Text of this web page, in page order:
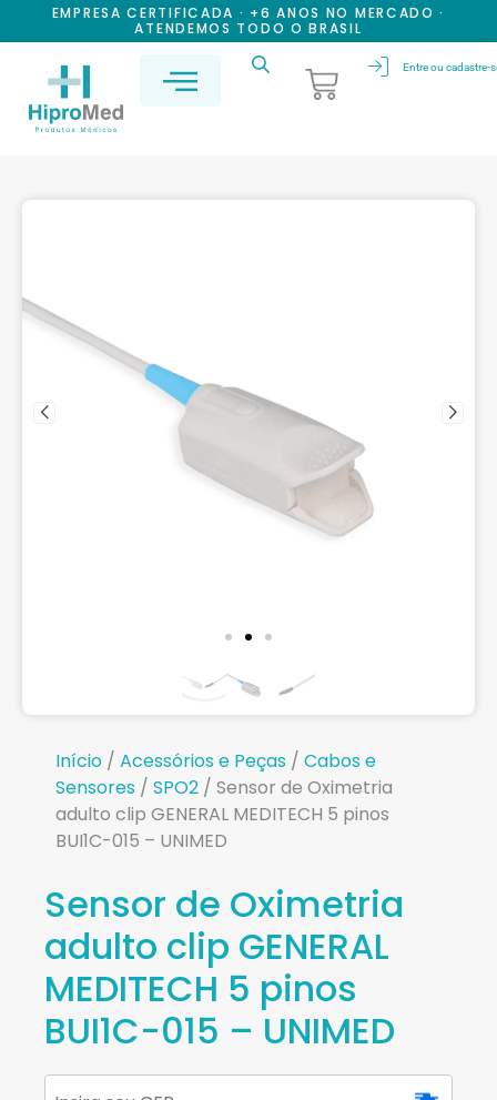
EMPRESA CERTIFICADA · +6 ANOS NO MERCADO ·
ATENDEMOS TODO O BRASIL
Entre ou cadastre-
Início / Acessórios e Peças / Cabos e
Sensores / SPO2 / Sensor de Oximetria
adulto clip GENERAL MEDITECH 5 pinos
BUI1C-015 – UNIMED
Sensor de Oximetria
adulto clip GENERAL
MEDITECH 5 pinos
BUI1C-015 – UNIMED